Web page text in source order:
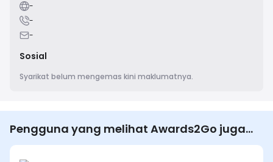
-
-
-
Sosial
Syarikat belum mengemas kini maklumatnya.
Pengguna yang melihat Awards2Go juga
melihat…